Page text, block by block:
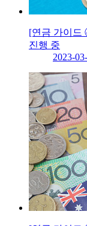
[연금 가이드
진행 중
2023-